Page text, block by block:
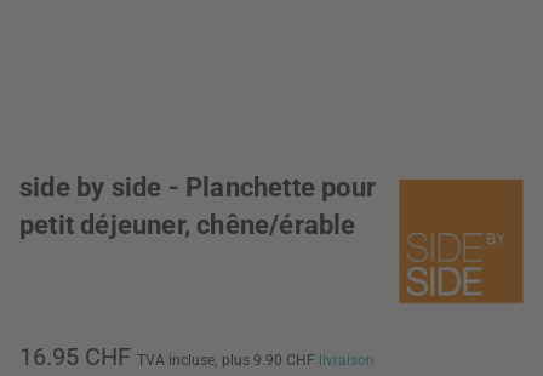
side by side - Planchette pour
petit déjeuner, chêne/érable
16.95 CHF TVA incluse, plus 9.90 CHF livraison